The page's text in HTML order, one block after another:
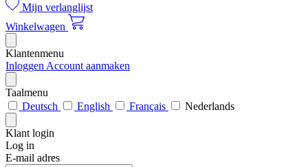
Mijn verlanglijst
Winkelwagen
Klantenmenu
Inloggen Account aanmaken
Taalmenu
Deutsch
English Français Nederlands
Klant login
Log in
E-mail adres